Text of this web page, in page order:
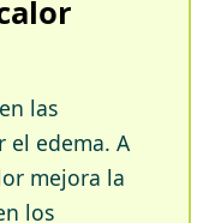
las
el edema. A
mejora la
los